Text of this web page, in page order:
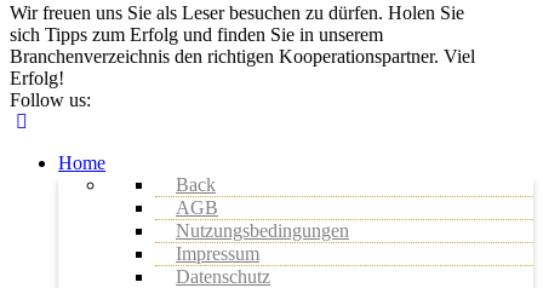
Wir freuen uns Sie als Leser besuchen zu dürfen. Holen Sie
sich Tipps zum Erfolg und finden Sie in unserem
Branchenverzeichnis den richtigen Kooperationspartner. Viel
Erfolg!
Follow us:
Home
Back
AGB
Nutzungsbedingungen
Impressum
Datenschutz